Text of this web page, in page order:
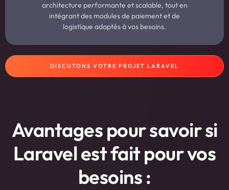
architecture performante et scalable, tout en
intégrant des modules de paiement et de
logistique adaptés à vos besoins.
DISCUTONS VOTRE PROJET LARAVEL
Avantages pour savoir si
Laravel est fait pour vos
besoins :